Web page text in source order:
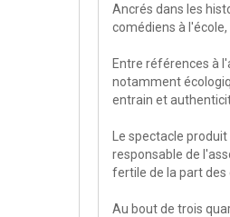
Ancrés dans les
comédiens à
Entre références à
notamment
entrain et
Le spectacle
responsable de
fertile de la part des
Au bout de trois